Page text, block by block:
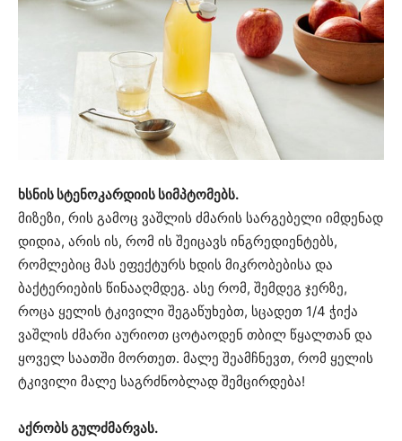
ხსნის სტენოკარდიის სიმპტომებს.
მიზეზი, რის გამოც ვაშლის ძმარის სარგებელი იმდენად
დიდია, არის ის, რომ ის შეიცავს ინგრედიენტებს,
რომლებიც მას ეფექტურს ხდის მიკრობებისა და
ბაქტერიების წინააღმდეგ. ასე რომ, შემდეგ ჯერზე,
როცა ყელის ტკივილი შეგაწუხებთ, სცადეთ 1/4 ჭიქა
ვაშლის ძმარი აურიოთ ცოტაოდენ თბილ წყალთან და
ყოველ საათში მორთეთ. მალე შეამჩნევთ, რომ ყელის
ტკივილი მალე საგრძნობლად შემცირდება!
აქრობს გულძმარვას.